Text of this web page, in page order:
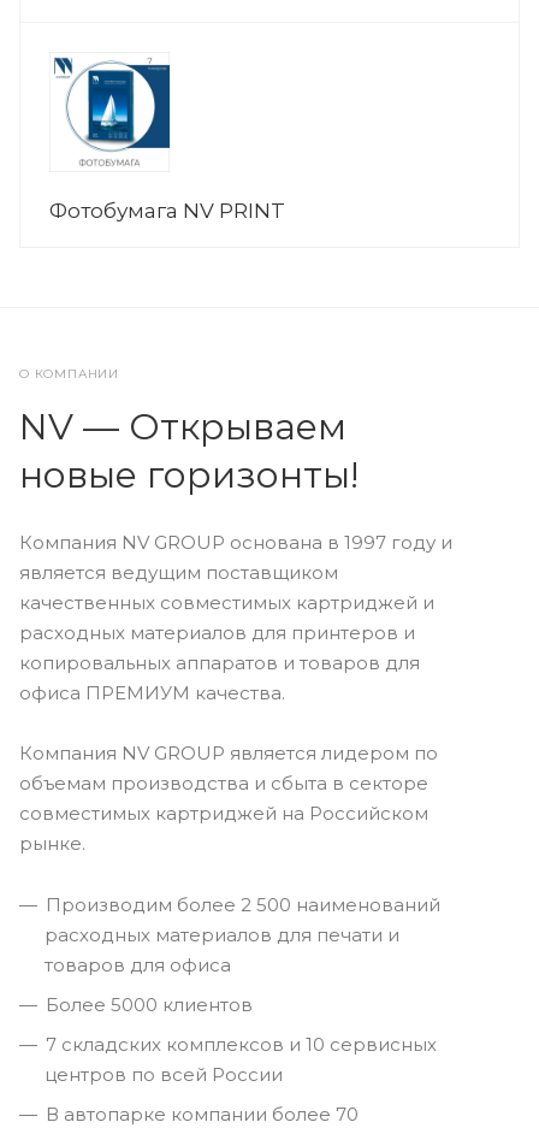
Фотобумага NV PRINT
О КОМПАНИИ
NV — Открываем
новые горизонты!
Компания NV GROUP основана в 1997 году и
является ведущим поставщиком
качественных совместимых картриджей и
расходных материалов для принтеров и
копировальных аппаратов и товаров для
офиса ПРЕМИУМ качества.
Компания NV GROUP является лидером по
объемам производства и сбыта в секторе
совместимых картриджей на Российском
рынке.
Производим более 2 500 наименований
расходных материалов для печати и
товаров для офиса
Более 5000 клиентов
7 складских комплексов и 10 сервисных
центров по всей России
В автопарке компании более 70